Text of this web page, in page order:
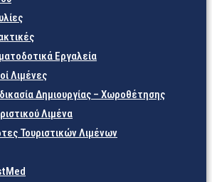
Εργαλεία
Λιμένες
Δημιουργίας – Χωροθέτησης
Λιμένα
Τουριστικών Λιμένων